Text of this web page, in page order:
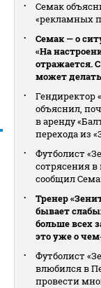
Семак
«рекламных
Семак — о
«На
отражается.
может
Гендиректор
объяснил,
в аренду
перехода из
Футболист
сотрясения в
сообщил
Тренер
бывает
больше всех
это уже о
Футболист
влюбился в
провести